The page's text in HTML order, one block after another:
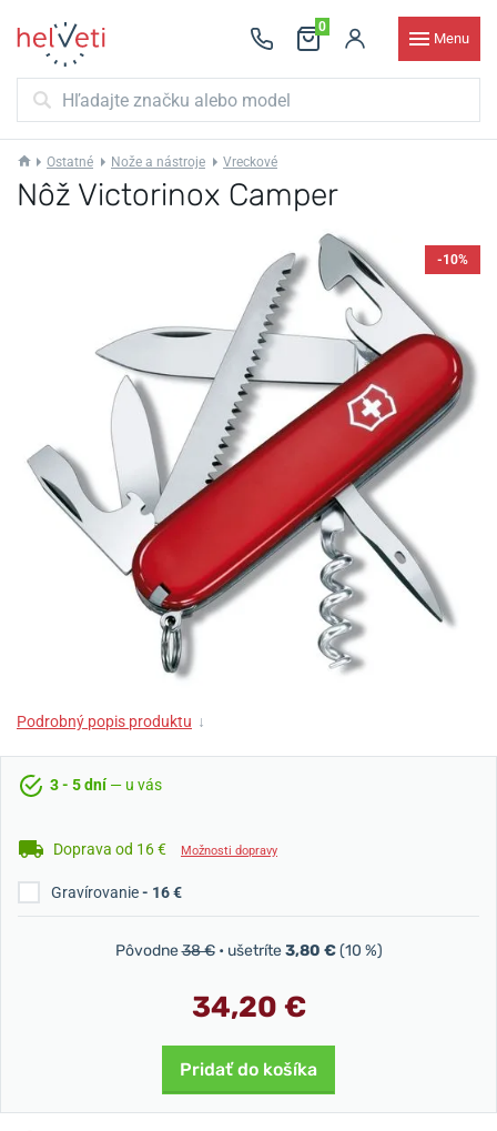
0
Menu
Ostatné Nože a nástroje Vreckové
Nôž Victorinox Camper
-10%
Podrobný popis produktu ↓
3 - 5 dní— u vás
Doprava od 16 € Možnosti dopravy
Gravírovanie- 16 €
Pôvodne38 € • ušetríte3,80 €(10 %)
34,20 €
Pridať do košíka